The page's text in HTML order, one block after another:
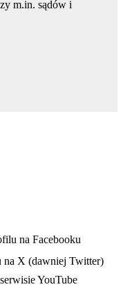
m.in. sądów i
na Facebooku
na X (dawniej Twitter)
YouTube